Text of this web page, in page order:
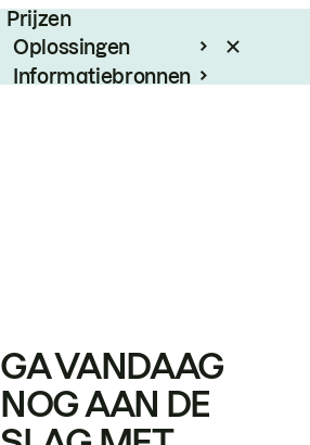
Prijzen
Oplossingen
Informatiebronnen
GA VANDAAG
NOG AAN DE